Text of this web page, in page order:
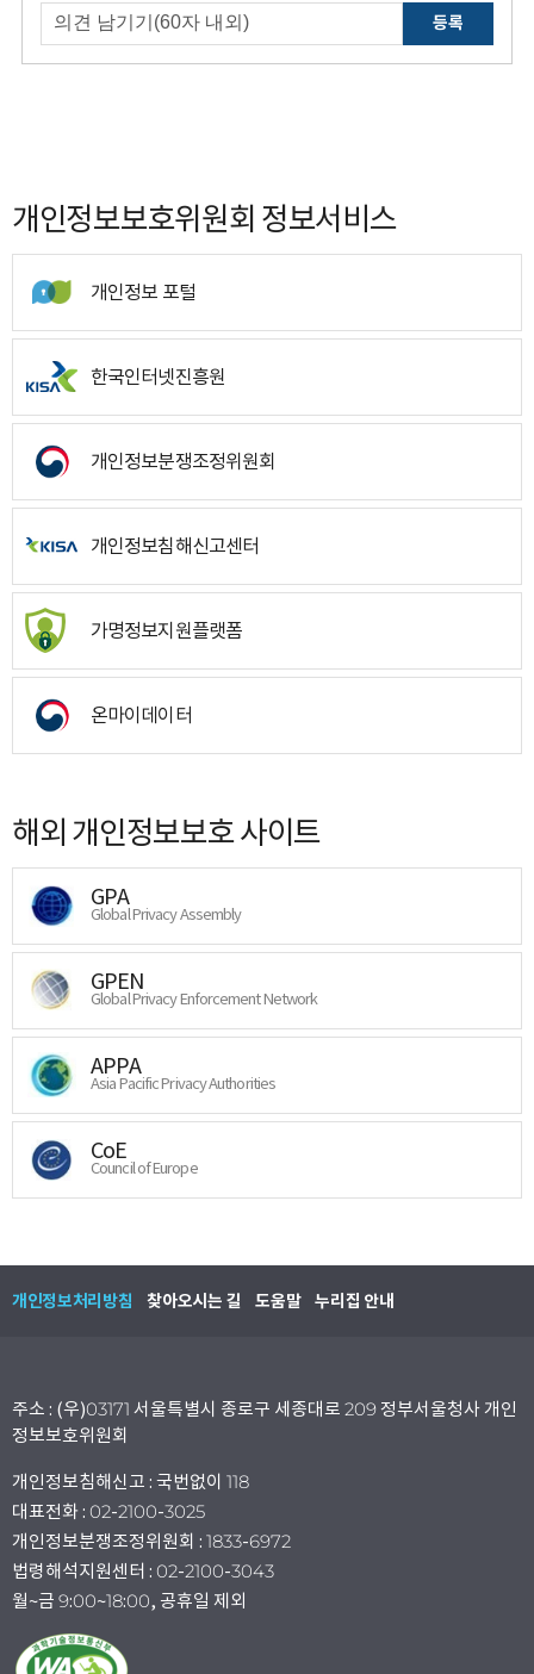
등록
개인정보보호위원회 정보서비스
개인정보 포털
한국인터넷진흥원
개인정보분쟁조정위원회
개인정보침해신고센터
가명정보지원플랫폼
온마이데이터
해외 개인정보보호 사이트
GPA
Global Privacy Assembly
GPEN
Global Privacy Enforcement Network
APPA
Asia Pacific Privacy Authorities
CoE
Council of Europe
개인정보처리방침 찾아오시는 길 도움말 누리집 안내
주소 : (우)03171 서울특별시 종로구 세종대로 209 정부서울청사 개인
정보보호위원회
개인정보침해신고 : 국번없이 118
대표전화 : 02-2100-3025
개인정보분쟁조정위원회 : 1833-6972
법령해석지원센터 : 02-2100-3043
월~금 9:00~18:00, 공휴일 제외